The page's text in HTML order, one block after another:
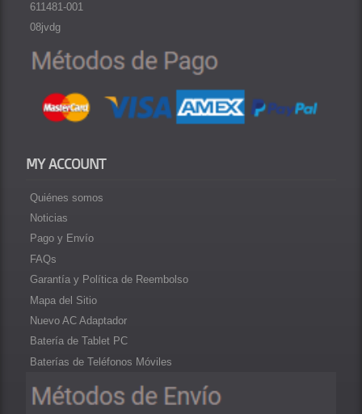
611481-001
08jvdg
MY ACCOUNT
Quiénes somos
Noticias
Pago y Envío
FAQs
Garantía y Política de Reembolso
Mapa del Sitio
Nuevo AC Adaptador
Batería de Tablet PC
Baterías de Teléfonos Móviles